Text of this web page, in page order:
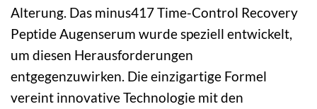
Alterung. Das minus417 Time-Control Recovery
Peptide Augenserum wurde speziell entwickelt,
um diesen Herausforderungen
entgegenzuwirken. Die einzigartige Formel
vereint innovative Technologie mit den